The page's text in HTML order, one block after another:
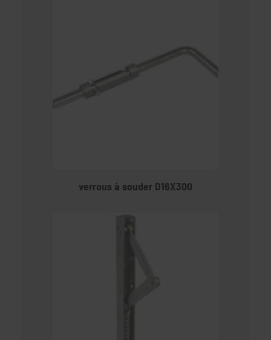
verrous à souder D16X300